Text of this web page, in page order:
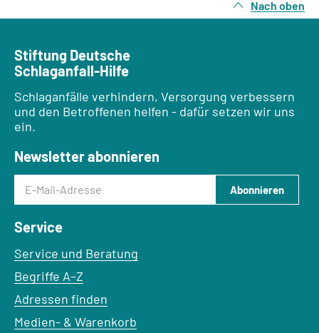
Nach oben
Stiftung Deutsche
Schlaganfall-Hilfe
Schlaganfälle verhindern, Versorgung verbessern
und den Betroffenen helfen - dafür setzen wir uns
ein.
Newsletter abonnieren
E-Mail-Adresse
Abonnieren
Service
Service und Beratung
Begriffe A–Z
Adressen finden
Medien- & Warenkorb